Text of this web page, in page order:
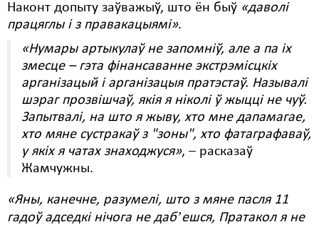
Наконт допыту заўважыў, што ён быў «даволі
працяглы і з правакацыямі».
«Нумары артыкулаў не запомніў, але а па іх
змесце – гэта фінансаванне экстрэмісцкіх
арганізацый і арганізацыя пратэстаў. Называлі
шэраг прозвішчаў, якія я ніколі ў жыцці не чуў.
Запытвалі, на што я жыву, хто мне дапамагае,
хто мяне сустракаў з "зоны", хто фатаграфаваў,
у якіх я чатах знаходжуся», – расказаў
Жамчужны.
«Яны, канечне, разумелі, што з мяне пасля 11
гадоў адседкі нічога не дабʼешся, Пратакол я не